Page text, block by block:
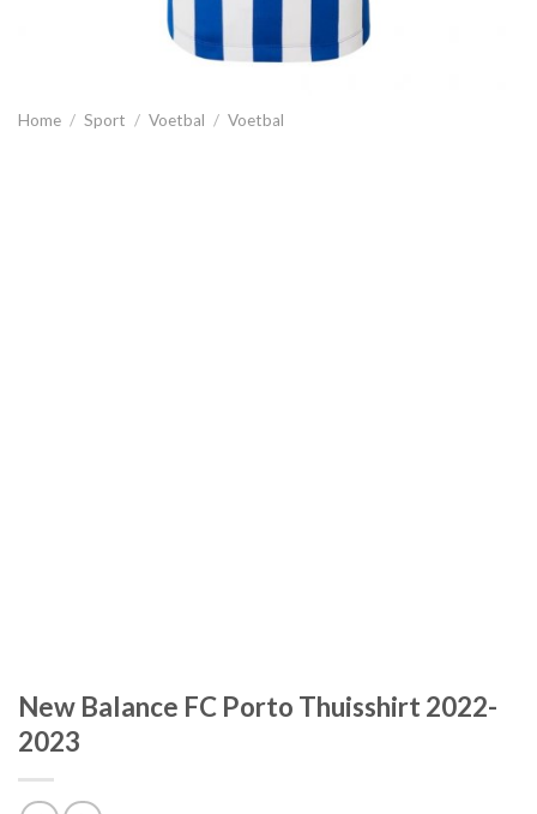
Home / Sport / Voetbal / Voetbal
New Balance FC Porto Thuisshirt 2022-
2023